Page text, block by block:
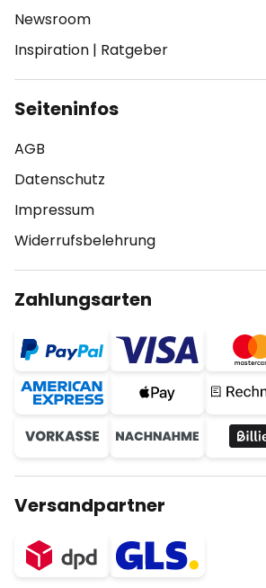
Newsroom
Inspiration | Ratgeber
Seiteninfos
AGB
Datenschutz
Impressum
Widerrufsbelehrung
Zahlungsarten
Versandpartner